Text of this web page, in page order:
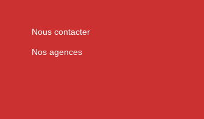
Nous contacter
Nos agences